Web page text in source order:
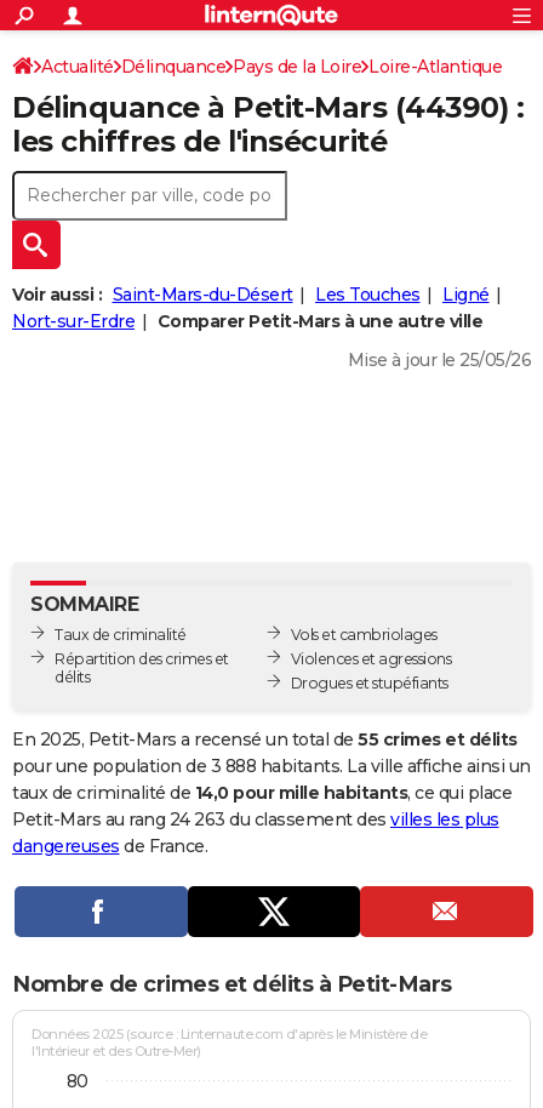
ACTUALITÉS
Politique
Société
Faits Divers
Education
Monde
Villes
+
SPORT
Coupe du monde 2026
Football
Tennis
Cyclisme
Rugby
Forum
CULTURE
Programme TV
TNT
Streaming
Cinéma
Sorties cinéma
Musique
+
FINANCE
Retraite
Impôts
Epargne
Immobilier
Risques naturels par ville
Banque
Assurance
Crédit
AUTO
Essais
Réserver un essai
Citadines
Berlines
SUV
Forum auto
+
HIGH-TECH
Mobiles
Meilleur smartphone
Internet
Ordinateurs
Jeux vidéo
Guide high-tech
+
BRICOLAGE
GUIDES D'ACHAT
BONS PLANS
Carte de Noël
Carte Bonne année
Carte Saint-Valentin
Carte Pâques
Carte d'anniversaire
DICTIONNAIRE
Dictionnaire
Biographies
Citations
Expressions
Proverbes
PROGRAMME TV
Se connecter
Entreprises
Service militaire
Avis de recherche
AVIS DE DÉCÈS
Bricolage
Lifestyle
Culture
Sport
Auto
Television
Voyage
Cinema
Rechercher
S'inscrire
Connexion
Actualité Délinquance Pays de la Loire Loire-Atlantique
Petit-Mars
Délinquance à Petit-Mars(44390) :
les chiffres de l'insécurité
Voir aussi : Saint-Mars-du-Désert Les Touches
Ligné
Nort-sur-Erdre
Comparer Petit-Mars à une autre ville
Mise à jour le 25/05/26
SOMMAIRE
Taux de criminalité
Répartition des crimes et
délits
Vols et cambriolages
Violences et agressions
Drogues et stupéfiants
En 2025, Petit-Mars a recensé un total de 55 crimes et délits
pour une population de 3 888 habitants. La ville affiche ainsi un
taux de criminalité de 14,0 pour mille habitants, ce qui place
Petit-Mars au rang 24 263 du classement des villes les plus
dangereuses de France.
Nombre de crimes et délits à Petit-Mars
Données 2025 (source : Linternaute.com d'après le Ministère de
l'Intérieur et des Outre-Mer)
80